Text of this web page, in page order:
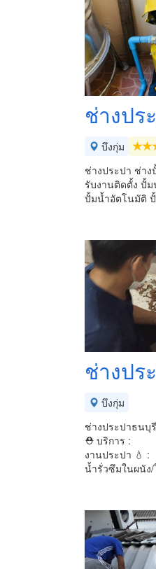
ช่างปร
บึงกุ่ม
ช่างประปา ช่าง
รับงานติดตั้ง ปั้
ปั้มน้ำอัตโนมัติ
ช่างปร
บึงกุ่ม
ช่างประปาธนบุ
⛑ บริการ :
งานประปา 💧 :
น้ำรั่วซึมในผนัง